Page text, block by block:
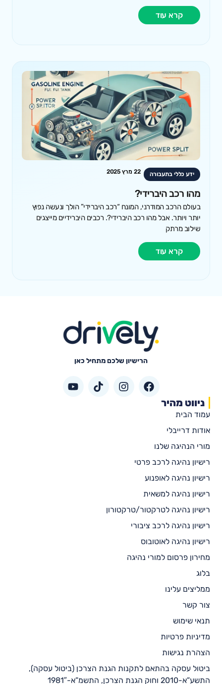
קרא עוד
ידע כללי בתעבורה 22 מרץ 2025
מהו רכב היברידי?
בעולם הרכב המודרני, המונח “רכב היברידי” הולך ונעשה נפוץ
יותר ויותר. אבל מהו רכב היברידי?. רכבים היברידיים מייצגים
שילוב מרתק
קרא עוד
הרישיון שלכם מתחיל כאן
ניווט מהיר
עמוד הבית
אודות דרייבלי
מורי הנהיגה שלנו
רישיון נהיגה לרכב פרטי
רישיון נהיגה לאופנוע
רישיון נהיגה למשאית
רישיון נהיגה לטרקטור/טרקטורון
רישיון נהיגה לרכב ציבורי
רישיון נהיגה לאוטובוס
מחירון פרסום למורי נהיגה
בלוג
ממליצים עלינו
צור קשר
תנאי שימוש
מדיניות פרטיות
הצהרת נגישות
ביטול עסקה בהתאם לתקנות הגנת הצרכן (ביטול עסקה),
התשע”א-2010 וחוק הגנת הצרכן, התשמ”א-1981″